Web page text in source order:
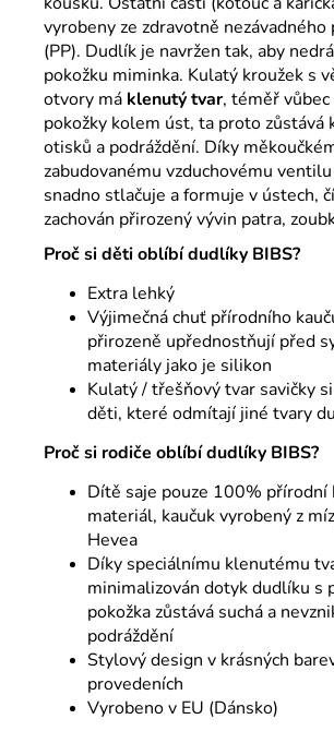
vyrobeny ze zdravotně
(PP). Dudlík je navržen tak, aby
pokožku miminka. Kulatý kroužek s
otvory má klenutý tvar, téměř
pokožky kolem úst, ta proto zůstává
otisků a podráždění. Díky
zabudovanému vzduchovému
snadno stlačuje a formuje v ústech,
zachován přirozený vývin patra,
Proč si děti oblíbí dudlíky BIBS?
Extra lehký
Výjimečná chuť přírodního
přirozeně upřednostňují před
materiály jako je silikon
Kulatý / třešňový tvar savičky
děti, které odmítají jiné tvary
Proč si rodiče oblíbí dudlíky BIBS?
Dítě saje pouze 100% přírodní
materiál, kaučuk vyrobený z
Hevea
Díky speciálnímu klenutému
minimalizován dotyk dudlíku s
pokožka zůstává suchá a
podráždění
Stylový design v krásných
provedeních
Vyrobeno v EU (Dánsko)